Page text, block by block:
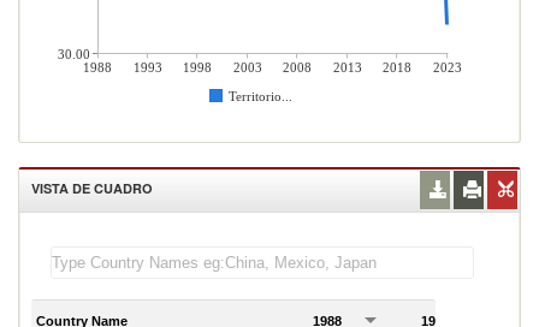
1988 1993 1998 2003 2008 2013 2018
2023
Territorio...
30.00
VISTA DE CUADRO
Country Name 1988 1989